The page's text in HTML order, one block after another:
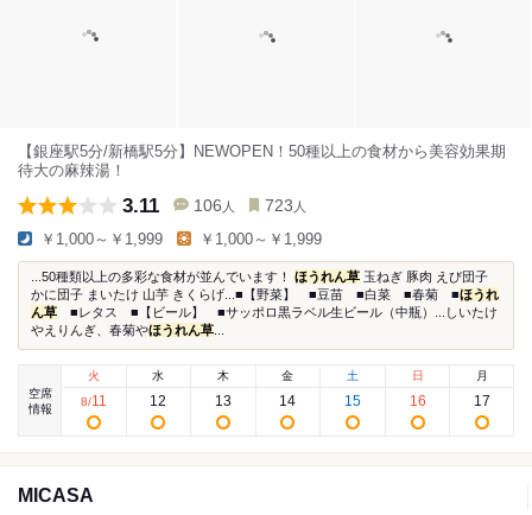
【銀座駅5分/新橋駅5分】NEWOPEN！50種以上の食材から美容効果期
待大の麻辣湯！
3.11 106 人 723 人
￥1,000～￥1,999 ￥1,000～￥1,999
...50種類以上の多彩な食材が並んでいます！ ほうれん草 玉ねぎ 豚肉 えび団子
かに団子 まいたけ 山芋 きくらげ...■【野菜】 ■豆苗 ■白菜 ■春菊 ■ほうれ
ん草 ■レタス ■【ビール】 ■サッポロ黒ラベル生ビール（中瓶）...しいたけ
やえりんぎ、春菊やほうれん草
空席
情報
火
8/11
水
12
木
13
金
14
土
15
日
16
月
17
MICASA